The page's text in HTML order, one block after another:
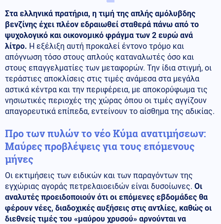
Στα ελληνικά πρατήρια, η τιμή της απλής αμόλυβδης
βενζίνης έχει πλέον εδραιωθεί σταθερά πάνω από το
ψυχολογικό και οικονομικό φράγμα των 2 ευρώ ανά
λίτρο. Η εξέλιξη αυτή προκαλεί έντονο τρόμο και
απόγνωση τόσο στους απλούς καταναλωτές όσο και
στους επαγγελματίες των μεταφορών. Την ίδια στιγμή, οι
τεράστιες αποκλίσεις στις τιμές ανάμεσα στα μεγάλα
αστικά κέντρα και την περιφέρεια, με αποκορύφωμα τις
νησιωτικές περιοχές της χώρας όπου οι τιμές αγγίζουν
απαγορευτικά επίπεδα, εντείνουν το αίσθημα της αδικίας.
Προ των πυλών το νέο Κύμα ανατιμήσεων:
Μαύρες προβλέψεις για τους επόμενους
μήνες
Οι εκτιμήσεις των ειδικών και των παραγόντων της
εγχώριας αγοράς πετρελαιοειδών είναι δυσοίωνες. Οι
αναλυτές προειδοποιούν ότι οι επόμενες εβδομάδες θα
φέρουν νέες, διαδοχικές αυξήσεις στις αντλίες, καθώς οι
διεθνείς τιμές του «μαύρου χρυσού» αρνούνται να